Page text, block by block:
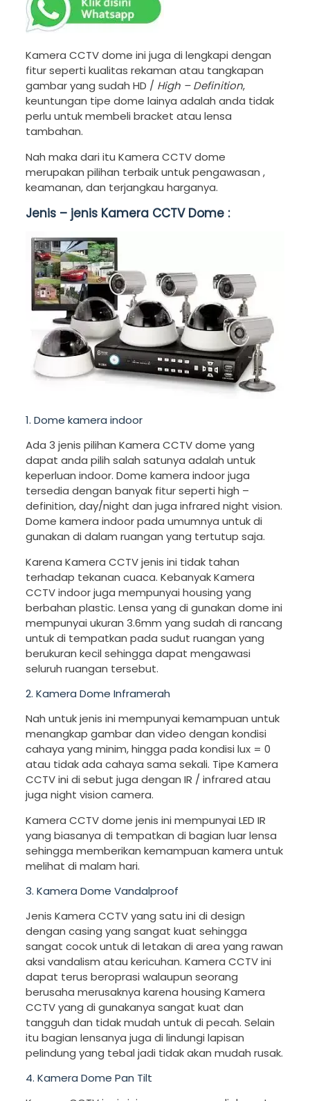
Kamera CCTV dome ini juga di lengkapi dengan
fitur seperti kualitas rekaman atau tangkapan
gambar yang sudah HD / High – Definition,
keuntungan tipe dome lainya adalah anda tidak
perlu untuk membeli bracket atau lensa
tambahan.
Nah maka dari itu Kamera CCTV dome
merupakan pilihan terbaik untuk pengawasan ,
keamanan, dan terjangkau harganya.
Jenis – jenis Kamera CCTV Dome :
1. Dome kamera indoor
Ada 3 jenis pilihan Kamera CCTV dome yang
dapat anda pilih salah satunya adalah untuk
keperluan indoor. Dome kamera indoor juga
tersedia dengan banyak fitur seperti high –
definition, day/night dan juga infrared night vision.
Dome kamera indoor pada umumnya untuk di
gunakan di dalam ruangan yang tertutup saja.
Karena Kamera CCTV jenis ini tidak tahan
terhadap tekanan cuaca. Kebanyak Kamera
CCTV indoor juga mempunyai housing yang
berbahan plastic. Lensa yang di gunakan dome ini
mempunyai ukuran 3.6mm yang sudah di rancang
untuk di tempatkan pada sudut ruangan yang
berukuran kecil sehingga dapat mengawasi
seluruh ruangan tersebut.
2. Kamera Dome Inframerah
Nah untuk jenis ini mempunyai kemampuan untuk
menangkap gambar dan video dengan kondisi
cahaya yang minim, hingga pada kondisi lux = 0
atau tidak ada cahaya sama sekali. Tipe Kamera
CCTV ini di sebut juga dengan IR / infrared atau
juga night vision camera.
Kamera CCTV dome jenis ini mempunyai LED IR
yang biasanya di tempatkan di bagian luar lensa
sehingga memberikan kemampuan kamera untuk
melihat di malam hari.
3. Kamera Dome Vandalproof
Jenis Kamera CCTV yang satu ini di design
dengan casing yang sangat kuat sehingga
sangat cocok untuk di letakan di area yang rawan
aksi vandalism atau kericuhan. Kamera CCTV ini
dapat terus beroprasi walaupun seorang
berusaha merusaknya karena housing Kamera
CCTV yang di gunakanya sangat kuat dan
tangguh dan tidak mudah untuk di pecah. Selain
itu bagian lensanya juga di lindungi lapisan
pelindung yang tebal jadi tidak akan mudah rusak.
4. Kamera Dome Pan Tilt